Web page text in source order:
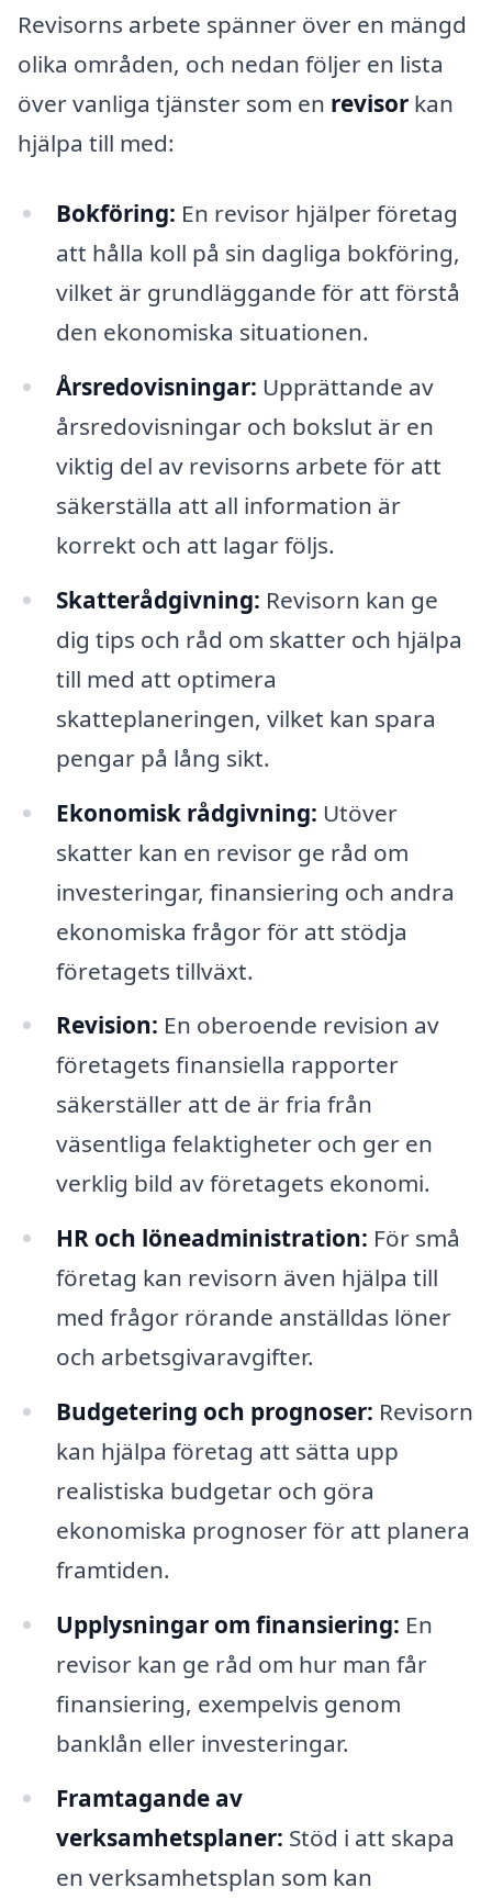
Revisorns arbete spänner över en mängd
olika områden, och nedan följer en lista
över vanliga tjänster som en revisor kan
hjälpa till med:
Bokföring: En revisor hjälper företag
att hålla koll på sin dagliga bokföring,
vilket är grundläggande för att förstå
den ekonomiska situationen.
Årsredovisningar: Upprättande av
årsredovisningar och bokslut är en
viktig del av revisorns arbete för att
säkerställa att all information är
korrekt och att lagar följs.
Skatterådgivning: Revisorn kan ge
dig tips och råd om skatter och hjälpa
till med att optimera
skatteplaneringen, vilket kan spara
pengar på lång sikt.
Ekonomisk rådgivning: Utöver
skatter kan en revisor ge råd om
investeringar, finansiering och andra
ekonomiska frågor för att stödja
företagets tillväxt.
Revision: En oberoende revision av
företagets finansiella rapporter
säkerställer att de är fria från
väsentliga felaktigheter och ger en
verklig bild av företagets ekonomi.
HR och löneadministration: För små
företag kan revisorn även hjälpa till
med frågor rörande anställdas löner
och arbetsgivaravgifter.
Budgetering och prognoser: Revisorn
kan hjälpa företag att sätta upp
realistiska budgetar och göra
ekonomiska prognoser för att planera
framtiden.
Upplysningar om finansiering: En
revisor kan ge råd om hur man får
finansiering, exempelvis genom
banklån eller investeringar.
Framtagande av
verksamhetsplaner: Stöd i att skapa
en verksamhetsplan som kan